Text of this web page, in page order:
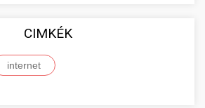
AI marketing results
Proven strategies for patient
retention, and practice
development.
Növekedés
CIMKÉK
internet